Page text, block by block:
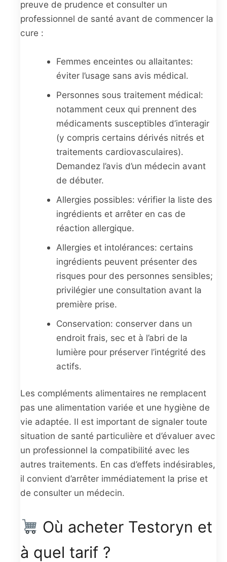
preuve de prudence et consulter un
professionnel de santé avant de commencer la
cure :
Femmes enceintes ou allaitantes:
éviter l’usage sans avis médical.
Personnes sous traitement médical:
notamment ceux qui prennent des
médicaments susceptibles d’interagir
(y compris certains dérivés nitrés et
traitements cardiovasculaires).
Demandez l’avis d’un médecin avant
de débuter.
Allergies possibles: vérifier la liste des
ingrédients et arrêter en cas de
réaction allergique.
Allergies et intolérances: certains
ingrédients peuvent présenter des
risques pour des personnes sensibles;
privilégier une consultation avant la
première prise.
Conservation: conserver dans un
endroit frais, sec et à l’abri de la
lumière pour préserver l’intégrité des
actifs.
Les compléments alimentaires ne remplacent
pas une alimentation variée et une hygiène de
vie adaptée. Il est important de signaler toute
situation de santé particulière et d’évaluer avec
un professionnel la compatibilité avec les
autres traitements. En cas d’effets indésirables,
il convient d’arrêter immédiatement la prise et
de consulter un médecin.
Où acheter Testoryn et
à quel tarif ?